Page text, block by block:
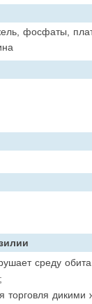
фосфаты,
среду
торговля дикими